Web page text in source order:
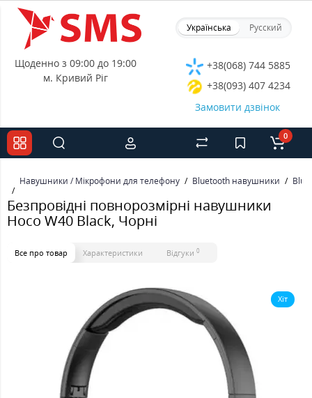
Українська Русский
Щоденно з 09:00 до 19:00
м. Кривий Ріг
+38(068) 744 5885
+38(093) 407 4234
Замовити дзвінок
0
Навушники / Мікрофони для телефону Bluetooth навушники
Безпровідні повнорозмірні навушники
Hoco W40 Black, Чорні
Все про товар Характеристики Відгуки 0
Хіт